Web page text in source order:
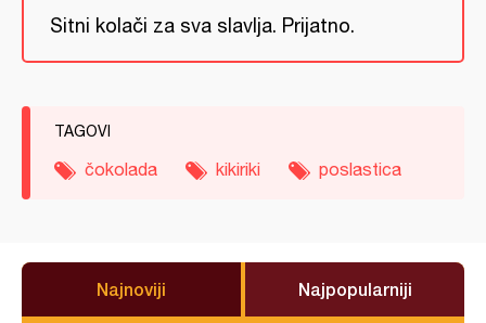
Sitni kolači za sva slavlja. Prijatno.
TAGOVI
čokolada kikiriki poslastica
Najnoviji Najpopularniji